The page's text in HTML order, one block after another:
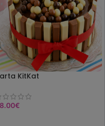
KitKat
€